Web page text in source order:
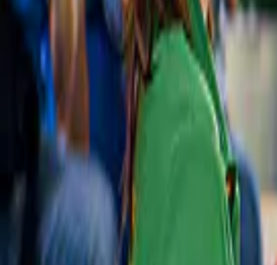
Ab Osaka/Kyoto: Hiroshima & Miyajima
Tagesausflug mit Shinkansen Tickets für
Hin- und Rückfahrt
Hiroshima & Miyajima Tagesausflug
43.000 ¥
Kostenlose Stornierung
Slide 1 of 1, Hiroshima Peace Memorial,
dome structure in Peace Memorial Park,